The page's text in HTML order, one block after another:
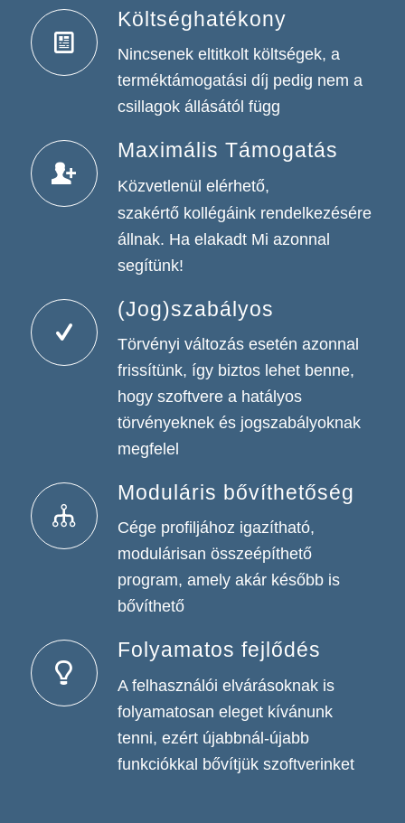
Költséghatékony
Nincsenek eltitkolt költségek, a
terméktámogatási díj pedig nem a
csillagok állásától függ
Maximális Támogatás
Közvetlenül elérhető,
szakértő kollégáink rendelkezésére
állnak. Ha elakadt Mi azonnal
segítünk!
(Jog)szabályos
Törvényi változás esetén azonnal
frissítünk, így biztos lehet benne,
hogy szoftvere a hatályos
törvényeknek és jogszabályoknak
megfelel
Moduláris bővíthetőség
Cége profiljához igazítható,
modulárisan összeépíthető
program, amely akár később is
bővíthető
Folyamatos fejlődés
A felhasználói elvárásoknak is
folyamatosan eleget kívánunk
tenni, ezért újabbnál-újabb
funkciókkal bővítjük szoftverinket